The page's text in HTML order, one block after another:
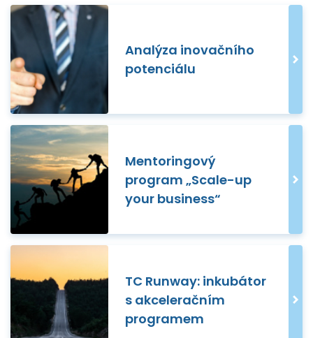
Analýza inovačního
potenciálu
Mentoringový
program „Scale-up
your business“
TC Runway: inkubátor
s akceleračním
programem